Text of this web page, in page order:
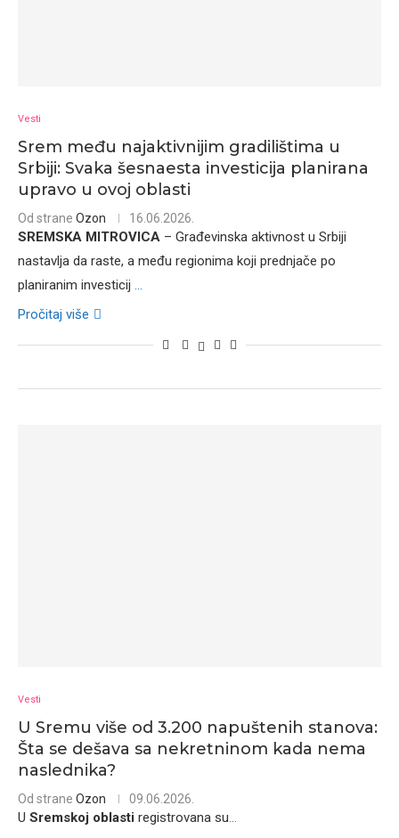
Vesti
Srem među najaktivnijim gradilištima u
Srbiji: Svaka šesnaesta investicija planirana
upravo u ovoj oblasti
Od strane Ozon 16.06.2026.
SREMSKA MITROVICA – Građevinska aktivnost u Srbiji
nastavlja da raste, a među regionima koji prednjače po
planiranim investicij ...
Pročitaj više
Vesti
U Sremu više od 3.200 napuštenih stanova:
Šta se dešava sa nekretninom kada nema
naslednika?
Od strane Ozon 09.06.2026.
U Sremskoj oblasti registrovana su...